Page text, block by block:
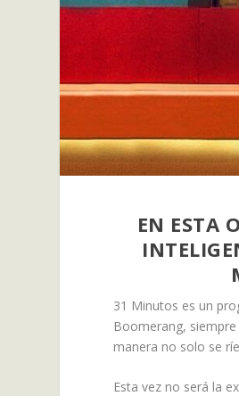
EN ESTA
31 Minutos es un
Boomerang,
manera no solo se
Esta vez no será la